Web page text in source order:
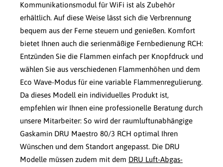
Kommunikationsmodul für WiFi ist als Zubehör
erhältlich. Auf diese Weise lässt sich die Verbrennung
bequem aus der Ferne steuern und genießen. Komfort
bietet Ihnen auch die serienmäßige Fernbedienung RCH:
Entzünden Sie die Flammen einfach per Knopfdruck und
wählen Sie aus verschiedenen Flammenhöhen und dem
Eco Wave-Modus für eine variable Flammenregulierung.
Da dieses Modell ein individuelles Produkt ist,
empfehlen wir Ihnen eine professionelle Beratung durch
unsere Mitarbeiter: So wird der raumluftunabhängige
Gaskamin DRU Maestro 80/3 RCH optimal Ihren
Wünschen und dem Standort angepasst. Die DRU
Modelle müssen zudem mit dem DRU Luft-Abgas-